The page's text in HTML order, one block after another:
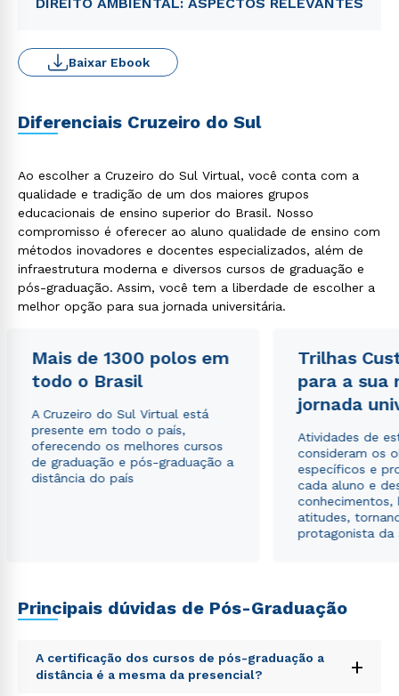
Baixar Ebook
Diferenciais Cruzeiro do Sul
Ao escolher a Cruzeiro do Sul Virtual, você conta com a
qualidade e tradição de um dos maiores grupos
educacionais de ensino superior do Brasil. Nosso
compromisso é oferecer ao aluno qualidade de ensino com
métodos inovadores e docentes especializados, além de
infraestrutura moderna e diversos cursos de graduação e
pós-graduação. Assim, você tem a liberdade de escolher a
melhor opção para sua jornada universitária.
Mais de 1300 polos em
todo o Brasil
A Cruzeiro do Sul Virtual está
presente em todo o país,
oferecendo os melhores cursos
de graduação e pós-graduação a
distância do país
Trilhas
para a sua
jornada
Atividades de
consideram os
específicos e
cada aluno e
conhecimentos,
atitudes,
protagonista da
Principais dúvidas de Pós-Graduação
A certificação dos cursos de pós-graduação a
distância é a mesma da presencial?
+
WhatsApp
envio de conteúdos da Cruzeiro do Sul.